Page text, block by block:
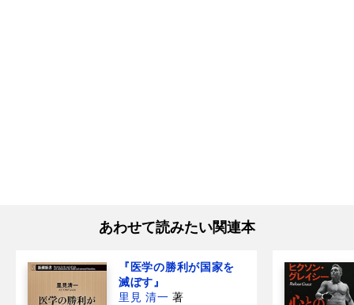
あわせて読みたい関連本
『医学の勝利が国家を
滅ぼす』
里見 清一 著